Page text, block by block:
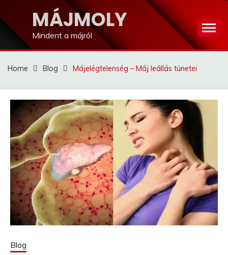
to
content
MÁJMOLY
Mindent a májról
Home Blog Májelégtelenség – Máj leállás tünetei
Blog